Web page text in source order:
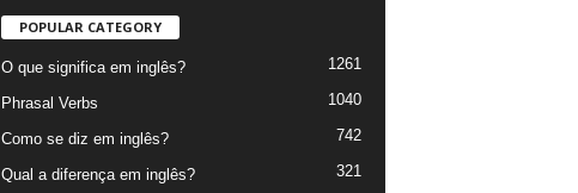
POPULAR CATEGORY
O que significa em inglês? 1261
Phrasal Verbs 1040
Como se diz em inglês? 742
Qual a diferença em inglês? 321